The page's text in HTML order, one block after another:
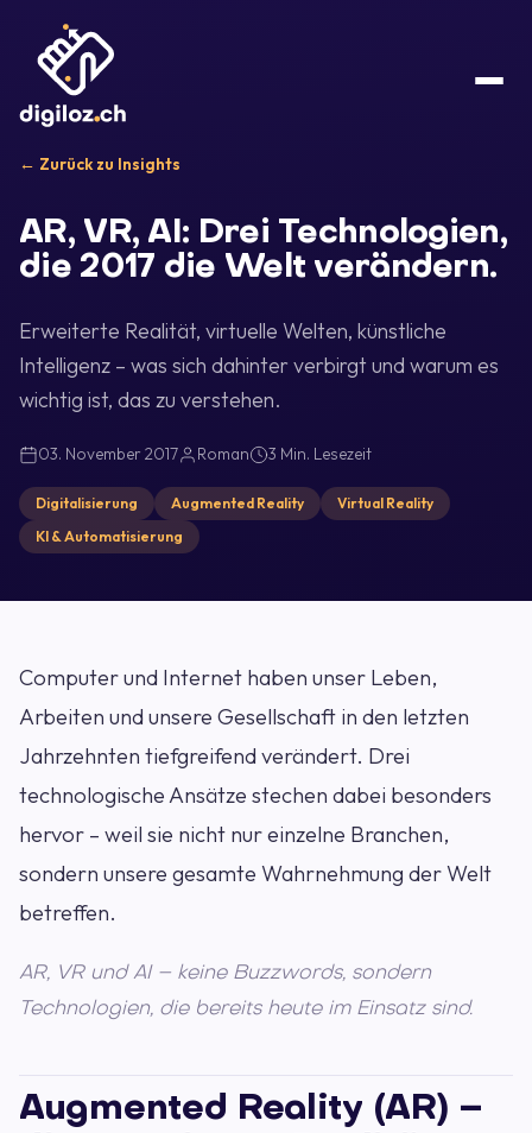
← Zurück zu Insights
AR, VR, AI: Drei Technologien,
die 2017 die Welt verändern.
Erweiterte Realität, virtuelle Welten, künstliche
Intelligenz – was sich dahinter verbirgt und warum es
wichtig ist, das zu verstehen.
03. November 2017 Roman 3 Min. Lesezeit
Digitalisierung Augmented Reality
Virtual Reality
KI & Automatisierung
Computer und Internet haben unser Leben,
Arbeiten und unsere Gesellschaft in den letzten
Jahrzehnten tiefgreifend verändert. Drei
technologische Ansätze stechen dabei besonders
hervor – weil sie nicht nur einzelne Branchen,
sondern unsere gesamte Wahrnehmung der Welt
betreffen.
AR, VR und AI – keine Buzzwords, sondern
Technologien, die bereits heute im Einsatz sind.
Augmented Reality (AR) –